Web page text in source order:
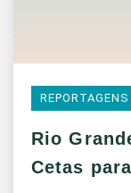
REPORTAGENS
Rio
Cetas